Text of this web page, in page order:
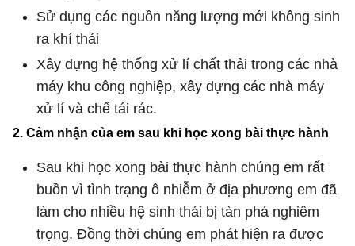
Sử dụng các nguồn năng lượng mới không sinh
ra khí thải
Xây dựng hệ thống xử lí chất thải trong các nhà
máy khu công nghiệp, xây dựng các nhà máy
xử lí và chế tái rác.
2. Cảm nhận của em sau khi học xong bài thực hành
Sau khi học xong bài thực hành chúng em rất
buồn vì tình trạng ô nhiễm ở địa phương em đã
làm cho nhiều hệ sinh thái bị tàn phá nghiêm
trọng. Đồng thời chúng em phát hiện ra được